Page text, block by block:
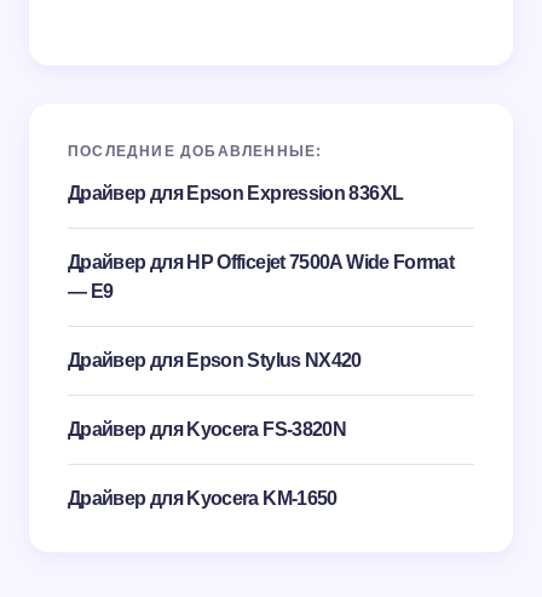
ПОСЛЕДНИЕ ДОБАВЛЕННЫЕ:
Драйвер для Epson Expression 836XL
Драйвер для HP Officejet 7500A Wide Format
— E9
Драйвер для Epson Stylus NX420
Драйвер для Kyocera FS-3820N
Драйвер для Kyocera KM-1650